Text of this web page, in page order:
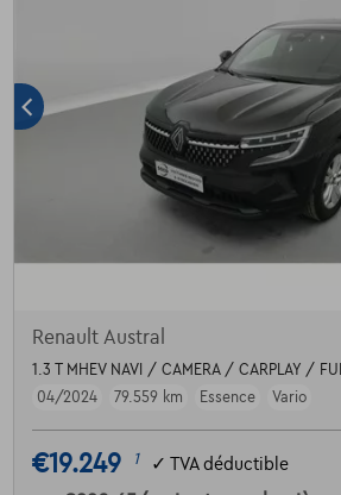
Renault Austral
1.3 T MHEV NAVI / CAMERA / CARPLAY /
04/2024
79.559 km Essence Vario
€19.249 1 ✓ TVA déductible